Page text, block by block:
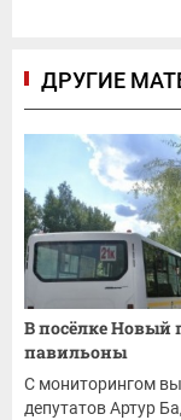
ДРУГИЕ
В посёлке Новый
павильоны
С мониторингом
депутатов Артур